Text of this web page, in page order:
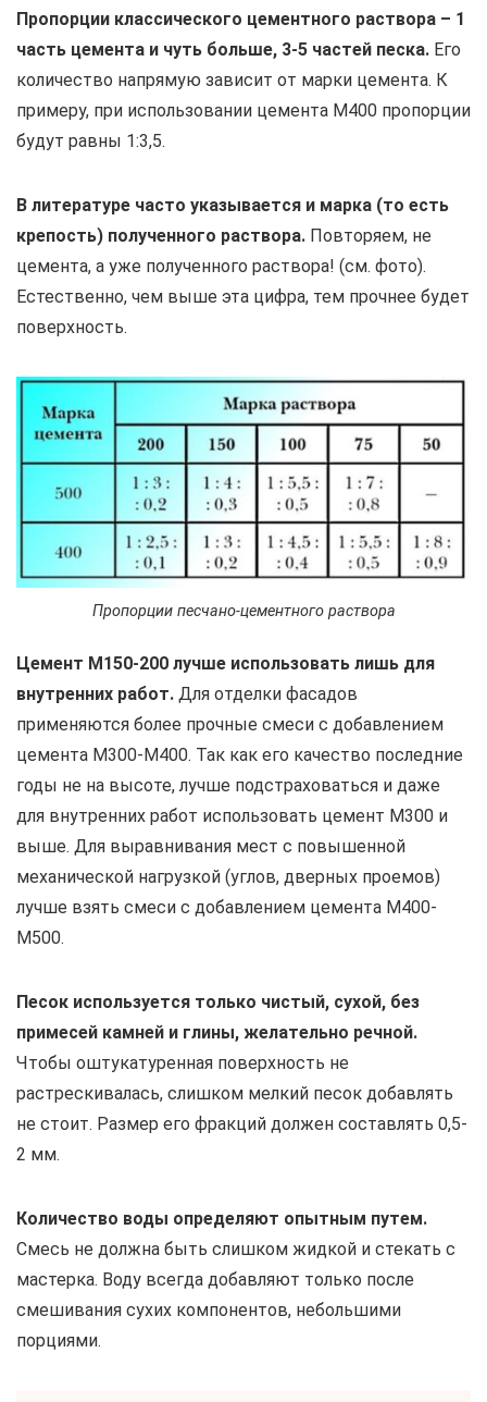
Пропорции классического цементного раствора – 1
часть цемента и чуть больше, 3-5 частей песка. Его
количество напрямую зависит от марки цемента. К
примеру, при использовании цемента М400 пропорции
будут равны 1:3,5.
В литературе часто указывается и марка (то есть
крепость) полученного раствора. Повторяем, не
цемента, а уже полученного раствора! (см. фото).
Естественно, чем выше эта цифра, тем прочнее будет
поверхность.
Пропорции песчано-цементного раствора
Цемент М150-200 лучше использовать лишь для
внутренних работ. Для отделки фасадов
применяются более прочные смеси с добавлением
цемента М300-М400. Так как его качество последние
годы не на высоте, лучше подстраховаться и даже
для внутренних работ использовать цемент М300 и
выше. Для выравнивания мест с повышенной
механической нагрузкой (углов, дверных проемов)
лучше взять смеси с добавлением цемента М400-
М500.
Песок используется только чистый, сухой, без
примесей камней и глины, желательно речной.
Чтобы оштукатуренная поверхность не
растрескивалась, слишком мелкий песок добавлять
не стоит. Размер его фракций должен составлять 0,5-
2 мм.
Количество воды определяют опытным путем.
Смесь не должна быть слишком жидкой и стекать с
мастерка. Воду всегда добавляют только после
смешивания сухих компонентов, небольшими
порциями.